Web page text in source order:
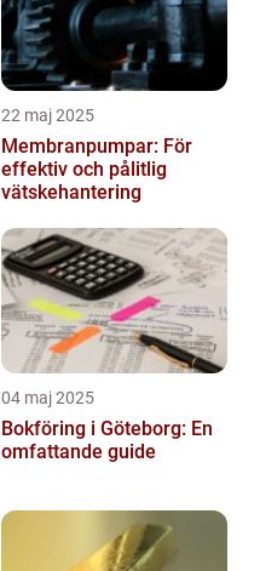
22 maj 2025
Membranpumpar: För
effektiv och pålitlig
vätskehantering
04 maj 2025
Bokföring i Göteborg: En
omfattande guide